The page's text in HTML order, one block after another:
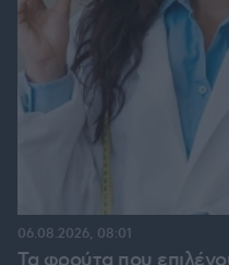
06.08.2026, 08:01